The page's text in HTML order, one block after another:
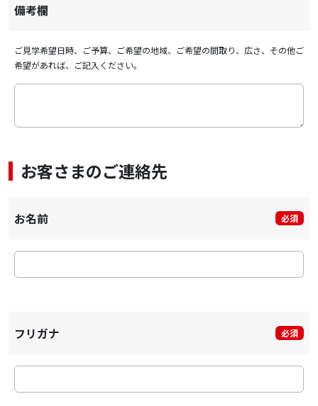
備考欄
ご見学希望日時、ご予算、ご希望の地域、ご希望の間取り、広さ、その他ご
希望があれば、ご記入ください。
お客さまのご連絡先
お名前 必須
フリガナ 必須